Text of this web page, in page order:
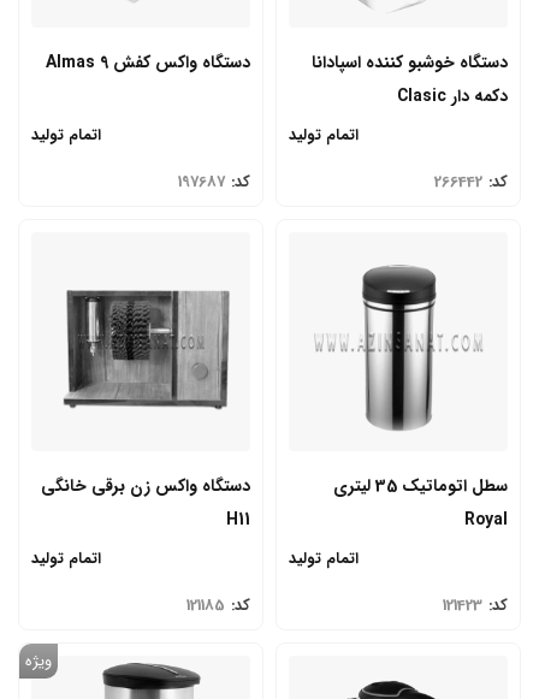
دستگاه خوشبو کننده اسپادانا
دکمه دار Clasic
اتمام تولید
کد: 266442
دستگاه واکس کفش Almas 9
اتمام تولید
کد: 197687
سطل اتوماتیک 35 لیتری
Royal
اتمام تولید
کد: 121423
دستگاه واکس زن برقی خانگی
H11
اتمام تولید
کد: 121185
ویژه